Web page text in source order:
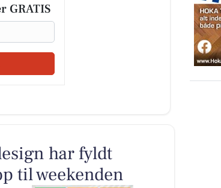
GRATIS
har fyldt
til weekenden